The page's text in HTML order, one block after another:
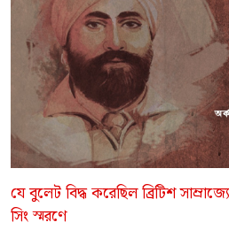
যে বুলেট বিদ্ধ করেছিল ব্রিটিশ
সিং স্মরণে